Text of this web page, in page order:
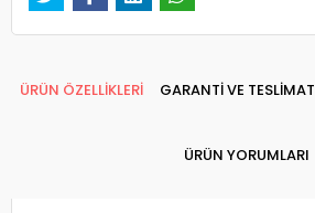
ÜRÜN ÖZELLİKLERİ GARANTİ VE TESLİMAT
ÜRÜN YORUMLARI